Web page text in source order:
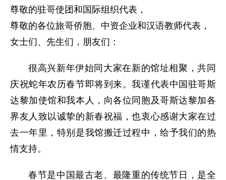
尊敬的驻哥使团和国际组织代表，
尊敬的各位旅哥侨胞、中资企业和汉语教师代表，
女士们、先生们，朋友们：
很高兴新年伊始同大家在新的馆址相聚，共同
庆祝蛇年农历春节即将到来。我谨代表中国驻哥斯
达黎加使馆和我本人，向各位同胞及哥斯达黎加各
界友人致以诚挚的新春祝福，也衷心感谢大家在过
去一年里，特别是我馆搬迁过程中，给予我们的热
情支持。
春节是中国最古老、最隆重的传统节日，是全